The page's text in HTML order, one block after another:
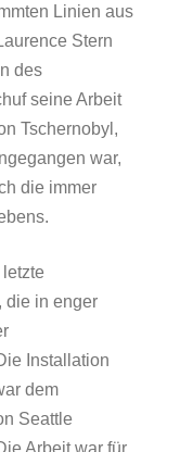
Linien aus
Stern
des
seine Arbeit
Tschernobyl,
war,
die immer
die in enger
Installation
dem
Seattle
Arbeit war für